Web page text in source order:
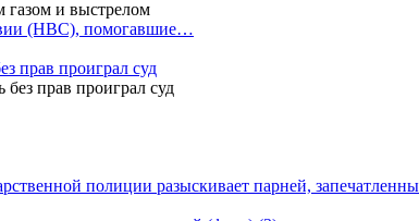
(НВС), помогавшие…
прав проиграл суд
полиции разыскивает парней,